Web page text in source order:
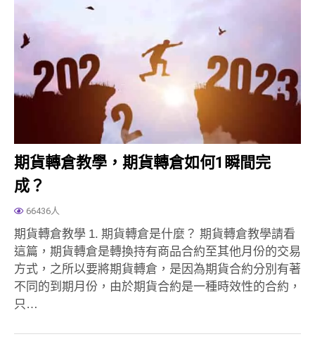
期貨轉倉教學，期貨轉倉如何1瞬間完
成？
66436人
期貨轉倉教學 1. 期貨轉倉是什麼？ 期貨轉倉教學請看
這篇，期貨轉倉是轉換持有商品合約至其他月份的交易
方式，之所以要將期貨轉倉，是因為期貨合約分別有著
不同的到期月份，由於期貨合約是一種時效性的合約，
只…